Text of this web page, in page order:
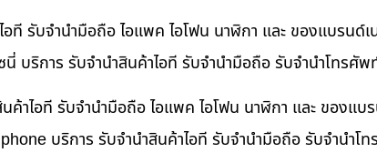
ที รับจำนำมือถือ ไอแพค ไอโฟน นาฬิกา และ ของแบรนด์
บริการ รับจำนำสินค้าไอที รับจำนำมือถือ รับจำนำโทรศั
าไอที รับจำนำมือถือ ไอแพค ไอโฟน นาฬิกา และ ของแบ
บริการ รับจำนำสินค้าไอที รับจำนำมือถือ รับจำนำโ